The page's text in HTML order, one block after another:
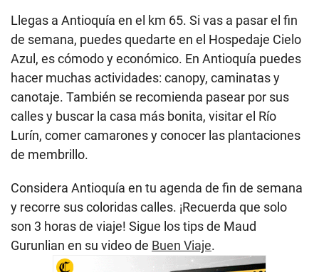
Llegas a Antioquía en el km 65. Si vas a pasar el fin
de semana, puedes quedarte en el Hospedaje Cielo
Azul, es cómodo y económico. En Antioquía puedes
hacer muchas actividades: canopy, caminatas y
canotaje. También se recomienda pasear por sus
calles y buscar la casa más bonita, visitar el Río
Lurín, comer camarones y conocer las plantaciones
de membrillo.
Considera Antioquía en tu agenda de fin de semana
y recorre sus coloridas calles. ¡Recuerda que solo
son 3 horas de viaje! Sigue los tips de Maud
Gurunlian en su video de Buen Viaje.